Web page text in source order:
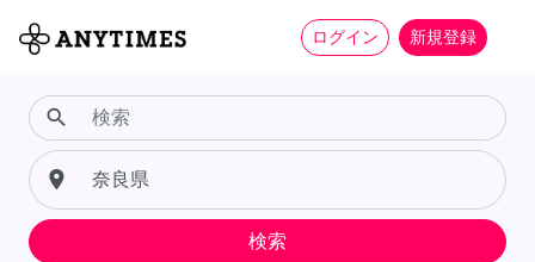
ログイン 新規登録
search
place
検索